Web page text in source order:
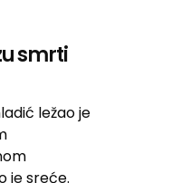
smrti
ležao je
je sreće.